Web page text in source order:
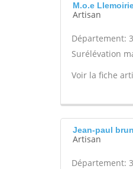
M.o.e
Artisan
Département:
Surélévation
Voir la fiche
Jean-paul
Artisan
Département: